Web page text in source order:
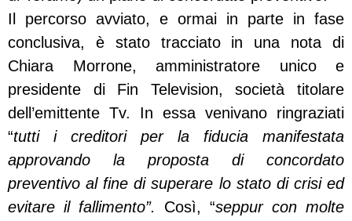
Il percorso avviato, e ormai in parte in fase
conclusiva, è stato tracciato in una nota di
Chiara Morrone, amministratore unico e
presidente di Fin Television, società titolare
dell’emittente Tv. In essa venivano ringraziati
“tutti i creditori per la fiducia manifestata
approvando la proposta di concordato
preventivo al fine di superare lo stato di crisi ed
evitare il fallimento”.
Così, “seppur con molte